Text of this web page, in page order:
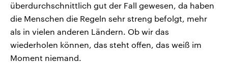
überdurchschnittlich gut der Fall gewesen, da haben
die Menschen die Regeln sehr streng befolgt, mehr
als in vielen anderen Ländern. Ob wir das
wiederholen können, das steht offen, das weiß im
Moment niemand.